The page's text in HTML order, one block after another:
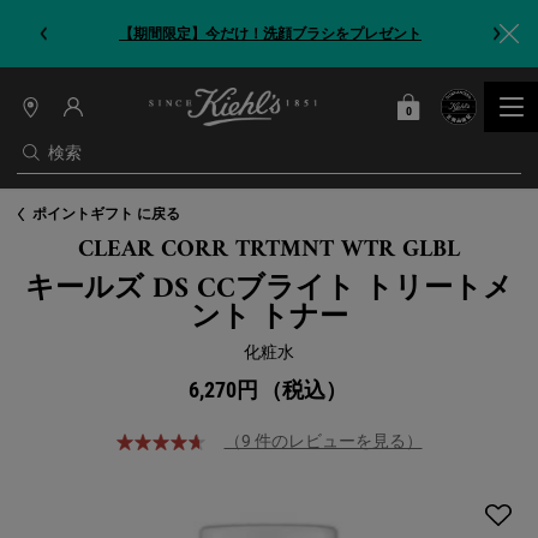
【期間限定】今だけ！洗顔ブラシをプレゼント
検索
店
情
報
カート
0
0 カート内の製品
ポイントギフト に戻る
CLEAR CORR TRTMNT WTR GLBL
キールズ DS CCブライト トリートメ
ント トナー
化粧水
6,270円 （税込）
（9 件のレビューを見る）